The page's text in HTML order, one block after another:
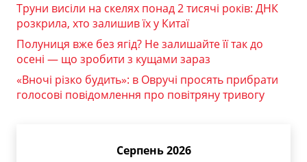
Труни висіли на скелях понад 2 тисячі років: ДНК
розкрила, хто залишив їх у Китаї
Полуниця вже без ягід? Не залишайте її так до
осені — що зробити з кущами зараз
«Вночі різко будить»: в Овручі просять прибрати
голосові повідомлення про повітряну тривогу
Серпень 2026